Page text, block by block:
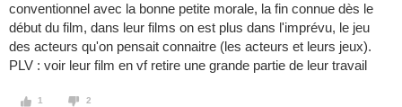
conventionnel avec la bonne petite morale, la fin connue dès le
début du film, dans leur films on est plus dans l'imprévu, le jeu
des acteurs qu'on pensait connaitre (les acteurs et leurs jeux).
PLV : voir leur film en vf retire une grande partie de leur travail
1 2